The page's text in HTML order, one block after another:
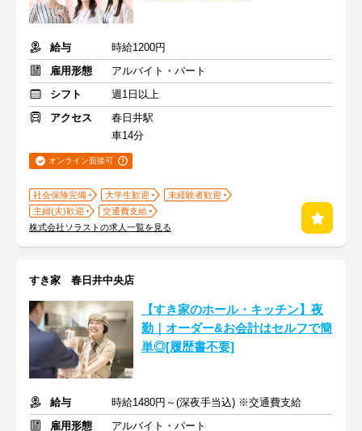
給与
時給1200円
雇用形態
アルバイト・パート
シフト
週1日以上
アクセス
春日井駅
車14分
オンライン面接可
社会保険完備 大学生歓迎
未経験者歓迎
主婦(夫)歓迎
交通費支給
株式会社ソラストの求人一覧を見る
すき家 春日井中央店
【すき家のホール・キッチン】夜
勤｜オーダー&お会計はセルフで簡
単◎[履歴書不要]
給与
時給1480円～(深夜手当込) ※交通費支給
雇用形態
アルバイト・パート